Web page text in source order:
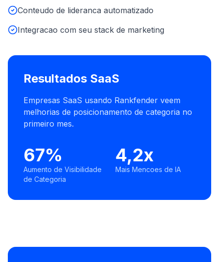
Conteudo de lideranca automatizado
Integracao com seu stack de marketing
Resultados SaaS
Empresas SaaS usando Rankfender veem
melhorias de posicionamento de categoria no
primeiro mes.
67%
Aumento de Visibilidade
de Categoria
4,2x
Mais Mencoes de IA